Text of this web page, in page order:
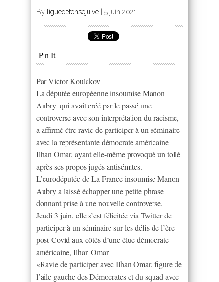
By liguedefensejuive 5 juin 2021
Pin It
Par Victor Koulakov
La députée européenne insoumise Manon
Aubry, qui avait créé par le passé une
controverse avec son interprétation du racisme,
a affirmé être ravie de participer à un séminaire
avec la représentante démocrate américaine
Ilhan Omar, ayant elle-même provoqué un tollé
après ses propos jugés antisémites.
L’eurodéputée de La France insoumise Manon
Aubry a laissé échapper une petite phrase
donnant prise à une nouvelle controverse.
Jeudi 3 juin, elle s’est félicitée via Twitter de
participer à un séminaire sur les défis de l’ère
post-Covid aux côtés d’une élue démocrate
américaine, Ilhan Omar.
«Ravie de participer avec Ilhan Omar, figure de
l’aile gauche des Démocrates et du squad avec